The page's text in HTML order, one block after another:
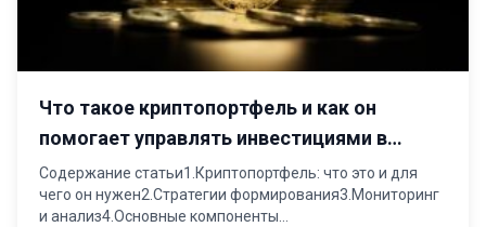
Что такое криптопортфель и как он
помогает управлять инвестициями в
криптовалюту
Содержание статьи1.Криптопортфель: что это и для
чего он нужен2.Стратегии формирования3.Мониторинг
и анализ4.Основные компоненты